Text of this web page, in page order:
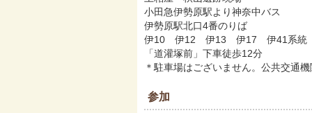
小田急伊勢原駅より神奈中バス
伊勢原駅北口4番のりば
伊10 伊12 伊13 伊17 伊41系統
「道灌塚前」下車徒歩12分
＊駐車場はございません。公共交通機
参加